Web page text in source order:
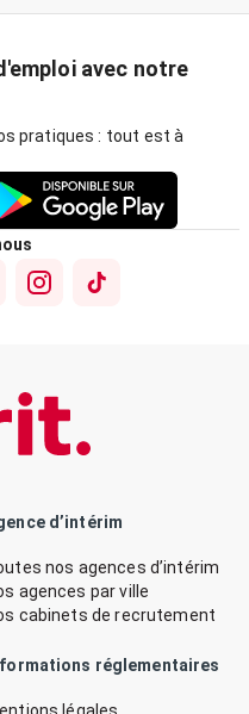
avec notre
pratiques : tout est à
d’intérim
nos agences d’intérim
agences par ville
cabinets de recrutement
réglementaires